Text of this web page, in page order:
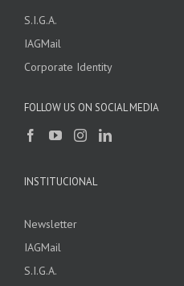
S.I.G.A.
IAGMail
Corporate Identity
FOLLOW US ON SOCIAL MEDIA
INSTITUCIONAL
Newsletter
IAGMail
S.I.G.A.